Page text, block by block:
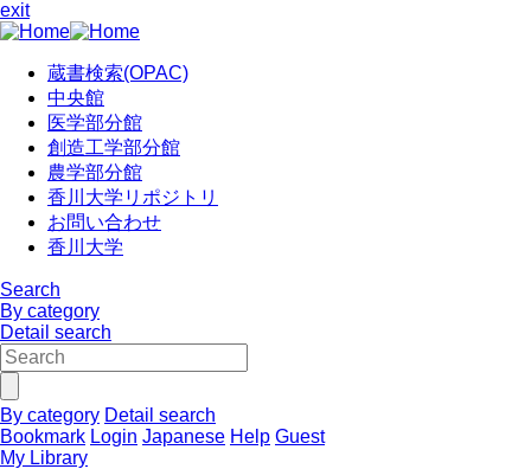
exit
蔵書検索(OPAC)
中央館
医学部分館
創造工学部分館
農学部分館
香川大学リポジトリ
お問い合わせ
香川大学
Search
By category
Detail search
By category Detail search
Bookmark Login Japanese Help Guest
My Library